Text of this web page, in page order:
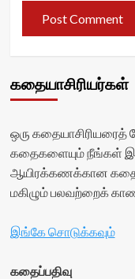
கதையாசிரியர்கள்
ஒரு கதையாசிரியரைத்
கதைகளையும் நீங்கள்
ஆயிரக்கணக்கான
மகிழும் பலவற்றைக்
இங்கே சொடுக்கவும்
கதைப்பதிவு